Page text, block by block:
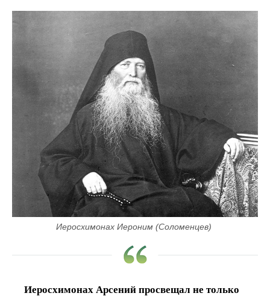
Иеросхимонах Иероним (Соломенцев)
Иеросхимонах Арсений просвещал не только